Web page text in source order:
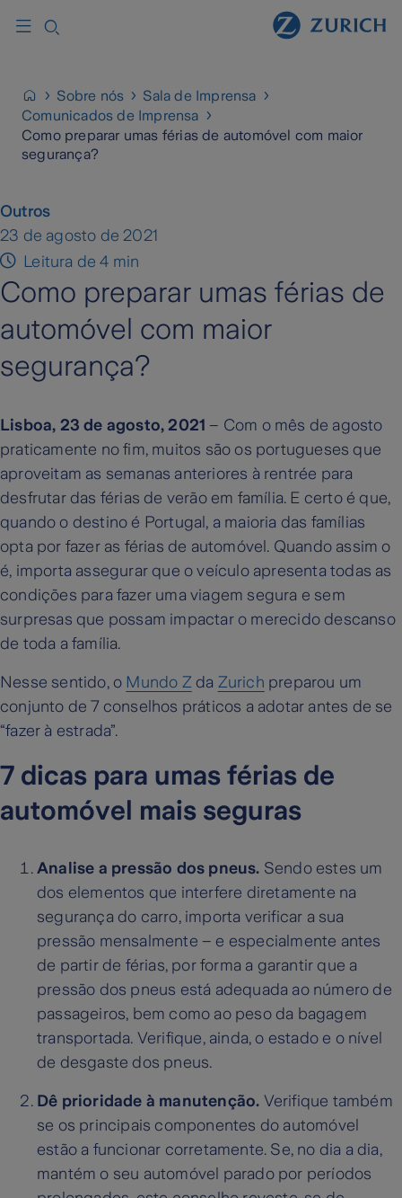
Sobre nós
Sala de Imprensa
Comunicados de Imprensa
Como preparar umas férias de automóvel com maior
segurança?
Outros
23 de agosto de 2021
Leitura de 4 min
Como preparar umas férias de
automóvel com maior
segurança?
Lisboa, 23 de agosto, 2021 – Com o mês de agosto
praticamente no fim, muitos são os portugueses que
aproveitam as semanas anteriores à rentrée para
desfrutar das férias de verão em família. E certo é que,
quando o destino é Portugal, a maioria das famílias
opta por fazer as férias de automóvel. Quando assim o
é, importa assegurar que o veículo apresenta todas as
condições para fazer uma viagem segura e sem
surpresas que possam impactar o merecido descanso
de toda a família.
Nesse sentido, o Mundo Zda Zurich preparou um
conjunto de 7 conselhos práticos a adotar antes de se
“fazer à estrada”.
7 dicas para umas férias de
automóvel mais seguras
Analise a pressão dos pneus. Sendo estes um
dos elementos que interfere diretamente na
segurança do carro, importa verificar a sua
pressão mensalmente – e especialmente antes
de partir de férias, por forma a garantir que a
pressão dos pneus está adequada ao número de
passageiros, bem como ao peso da bagagem
transportada. Verifique, ainda, o estado e o nível
de desgaste dos pneus.
Dê prioridade à manutenção. Verifique também
se os principais componentes do automóvel
estão a funcionar corretamente. Se, no dia a dia,
mantém o seu automóvel parado por períodos